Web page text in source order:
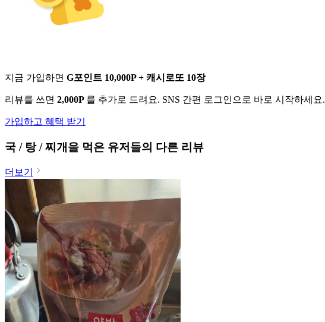
지금 가입하면 G포인트 10,000P + 캐시로또 10장
리뷰를 쓰면 2,000P 를 추가로 드려요. SNS 간편 로그인으로 바로 시작하세요.
가입하고 혜택 받기
국 / 탕 / 찌개 을 먹은 유저들의 다른 리뷰
더보기